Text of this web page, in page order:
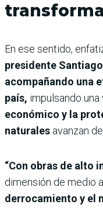
En ese sentido,
presidente
acompañando una
país, impulsando una
económico y la
naturales avanzan
“Con obras de alto
dimensión de medio
derrocamiento y el